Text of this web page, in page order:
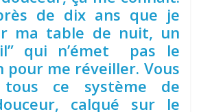
de dix ans que je
ma table de nuit, un
qui n’émet pas le
pour me réveiller. Vous
tous ce système de
calqué sur le